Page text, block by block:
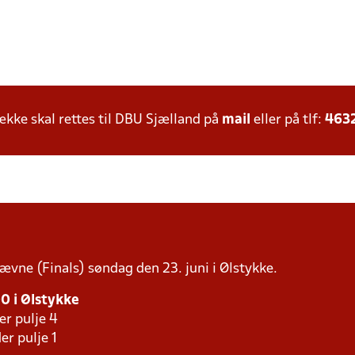
skal rettes til DBU Sjælland på mail eller på tlf:
(Finals) søndag den 23. juni i Ølstykke.
i Ølstykke
pulje 4
pulje 1